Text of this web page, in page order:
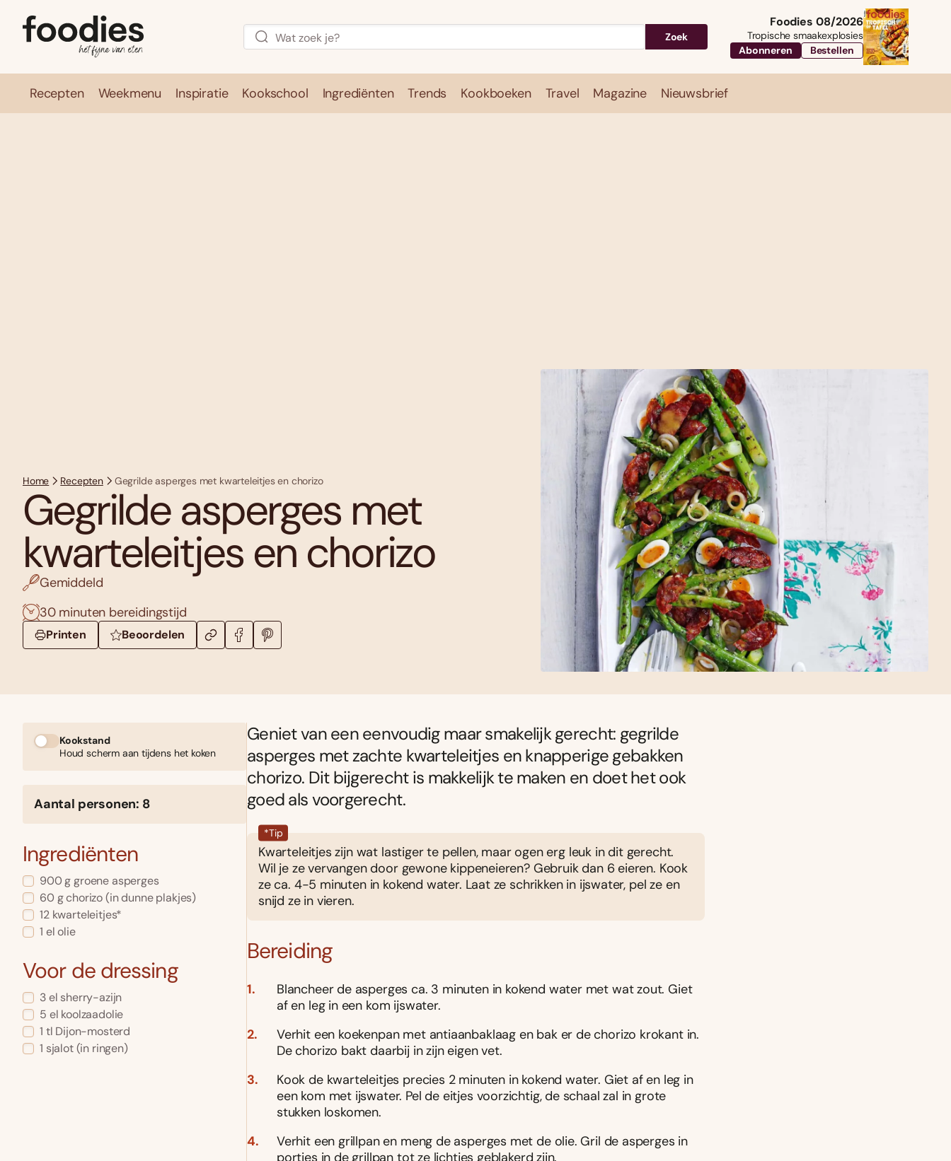
Zoek
Foodies 08/2026
Tropische smaakexplosies
Abonneren
Bestellen
Recepten Weekmenu Inspiratie Kookschool Ingrediënten Trends Kookboeken Travel Magazine Nieuwsbrief
Home Recepten Gegrilde asperges met kwarteleitjes en chorizo
Gegrilde asperges met
kwarteleitjes en chorizo
Gemiddeld
30 minuten bereidingstijd
Printen Beoordelen
Kookstand
Houd scherm aan tijdens het koken
Aantal personen: 8
Ingrediënten
900 g groene asperges
60 g chorizo (in dunne plakjes)
12 kwarteleitjes*
1 el olie
Voor de dressing
3 el sherry-azijn
5 el koolzaadolie
1 tl Dijon-mosterd
1 sjalot (in ringen)
Geniet van een eenvoudig maar smakelijk gerecht: gegrilde
asperges met zachte kwarteleitjes en knapperige gebakken
chorizo. Dit bijgerecht is makkelijk te maken en doet het ook
goed als voorgerecht.
*Tip
Kwarteleitjes zijn wat lastiger te pellen, maar ogen erg leuk in dit gerecht.
Wil je ze vervangen door gewone kippeneieren? Gebruik dan 6 eieren. Kook
ze ca. 4-5 minuten in kokend water. Laat ze schrikken in ijswater, pel ze en
snijd ze in vieren.
Bereiding
Blancheer de asperges ca. 3 minuten in kokend water met wat zout. Giet
af en leg in een kom ijswater.
Verhit een koekenpan met antiaanbaklaag en bak er de chorizo krokant in.
De chorizo bakt daarbij in zijn eigen vet.
Kook de kwarteleitjes precies 2 minuten in kokend water. Giet af en leg in
een kom met ijswater. Pel de eitjes voorzichtig, de schaal zal in grote
stukken loskomen.
Verhit een grillpan en meng de asperges met de olie. Gril de asperges in
porties in de grillpan tot ze lichtjes geblakerd zijn.